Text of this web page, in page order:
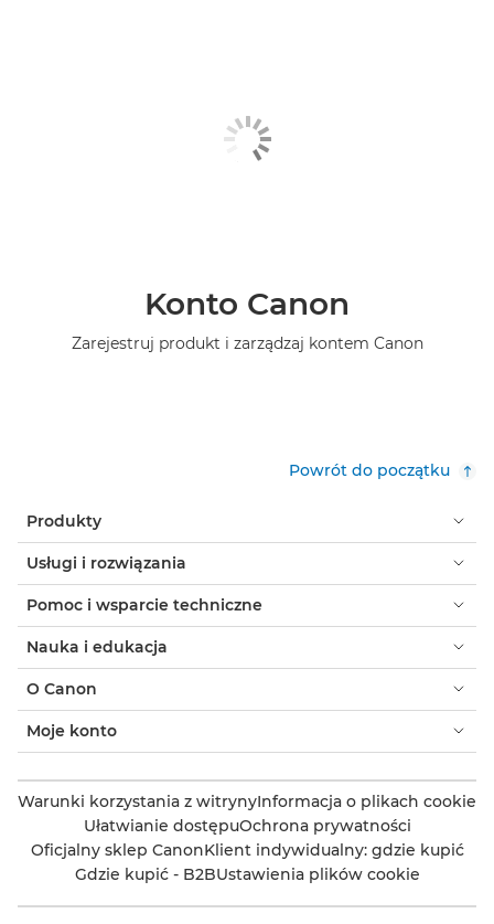
Konto Canon
Zarejestruj produkt i zarządzaj kontem Canon
Powrót do początku
Produkty
Usługi i rozwiązania
Pomoc i wsparcie techniczne
Nauka i edukacja
O Canon
Moje konto
Warunki korzystania z witrynyInformacja o plikach cookie
Ułatwianie dostępuOchrona prywatności
Oficjalny sklep CanonKlient indywidualny: gdzie kupić
Gdzie kupić - B2BUstawienia plików cookie